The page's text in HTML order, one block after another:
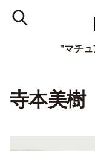
"マチュ
寺本美樹